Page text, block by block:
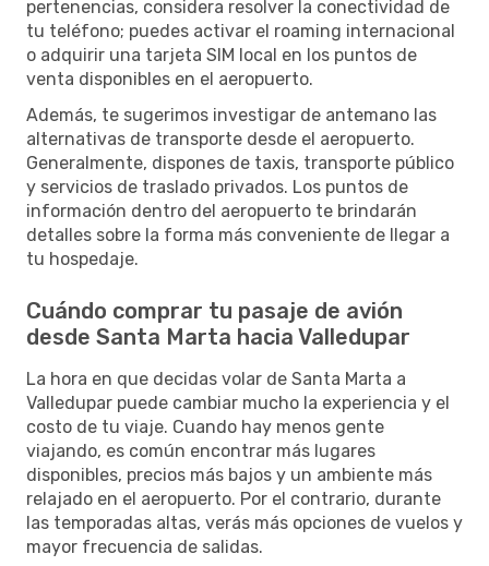
pertenencias, considera resolver la conectividad de
tu teléfono; puedes activar el roaming internacional
o adquirir una tarjeta SIM local en los puntos de
venta disponibles en el aeropuerto.
Además, te sugerimos investigar de antemano las
alternativas de transporte desde el aeropuerto.
Generalmente, dispones de taxis, transporte público
y servicios de traslado privados. Los puntos de
información dentro del aeropuerto te brindarán
detalles sobre la forma más conveniente de llegar a
tu hospedaje.
Cuándo comprar tu pasaje de avión
desde Santa Marta hacia Valledupar
La hora en que decidas volar de Santa Marta a
Valledupar puede cambiar mucho la experiencia y el
costo de tu viaje. Cuando hay menos gente
viajando, es común encontrar más lugares
disponibles, precios más bajos y un ambiente más
relajado en el aeropuerto. Por el contrario, durante
las temporadas altas, verás más opciones de vuelos y
mayor frecuencia de salidas.